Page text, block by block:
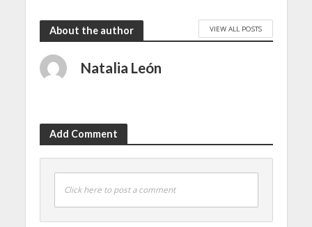
About the author VIEW ALL POSTS
Natalia León
Add Comment
Click here to post a comment